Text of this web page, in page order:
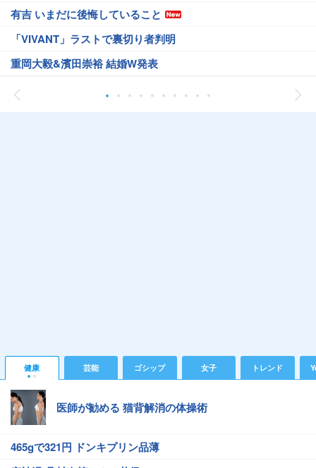
有吉 いまだに後悔していること
「VIVANT」ラストで裏切り者判明
重岡大毅&濱田崇裕 結婚W発表
健康 芸能 ゴシップ 女子 トレンド
医師が勧める 猫背解消の体操術
465gで321円 ドンキプリン品薄